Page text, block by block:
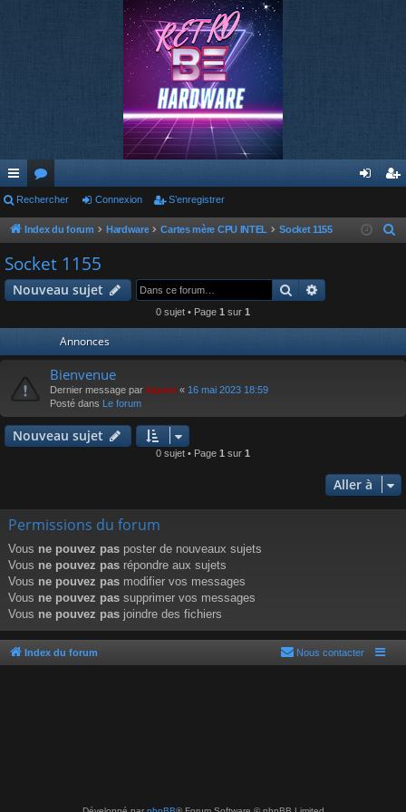
cc
ès
ra
pi
or
u
m
s
ne nr
Rechercher Connexion S’enregistrer
Index du forum Hardware Cartes mère CPU INTEL Socket 1155
r
Socket 1155
Nouveau sujet Rechercher
0 sujet • Page 1 sur 1
Annonces
Bienvenue
Dernier message par keyser « 16 mai 2023 18:59
Posté dans Le forum
Nouveau sujet
0 sujet • Page 1 sur 1
Aller à
Permissions du forum
Vous ne pouvez pas poster de nouveaux sujets
Vous ne pouvez pas répondre aux sujets
Vous ne pouvez pas modifier vos messages
Vous ne pouvez pas supprimer vos messages
Vous ne pouvez pas joindre des fichiers
Index du forum Nous contacter